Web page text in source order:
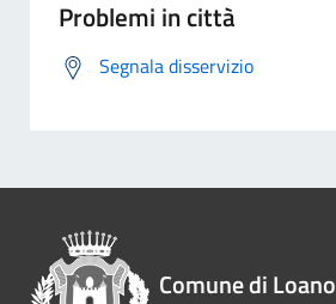
Problemi in città
Segnala disservizio
Comune di Loano